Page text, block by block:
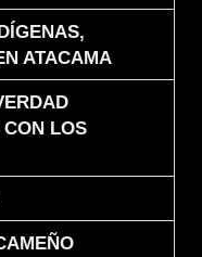
ATACAMA
CON LOS